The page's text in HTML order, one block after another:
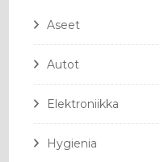
Aseet
Autot
Elektroniikka
Hygienia